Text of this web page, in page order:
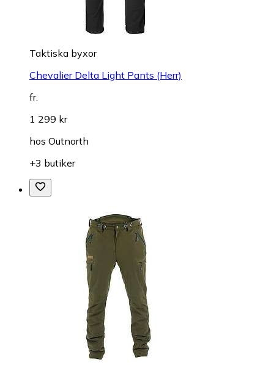
Taktiska byxor
Chevalier Delta Light Pants (Herr)
fr.
1 299 kr
hos Outnorth
+3 butiker